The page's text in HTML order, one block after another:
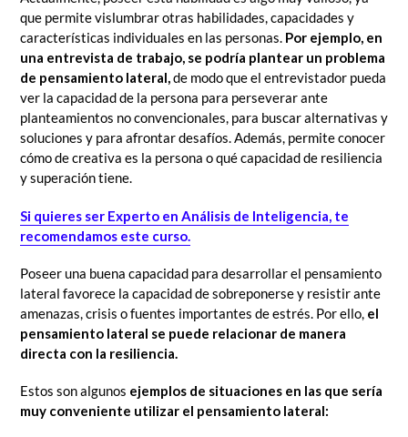
que permite vislumbrar otras habilidades, capacidades y
características individuales en las personas. Por ejemplo, en
una entrevista de trabajo, se podría plantear un problema
de pensamiento lateral,de modo que el entrevistador pueda
ver la capacidad de la persona para perseverar ante
planteamientos no convencionales, para buscar alternativas y
soluciones y para afrontar desafíos. Además, permite conocer
cómo de creativa es la persona o qué capacidad de resiliencia
y superación tiene.
Si quieres ser Experto en Análisis de Inteligencia, te
recomendamos este curso.
Poseer una buena capacidad para desarrollar el pensamiento
lateral favorece la capacidad de sobreponerse y resistir ante
amenazas, crisis o fuentes importantes de estrés. Por ello, el
pensamiento lateral se puede relacionar de manera
directa con la resiliencia.
Estos son algunos ejemplos de situaciones en las que sería
muy conveniente utilizar el pensamiento lateral: